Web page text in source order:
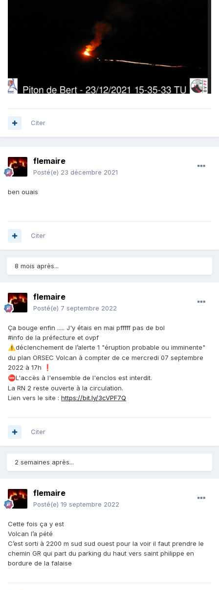
Citer
flemaire
Posté(e) 23 décembre 2021
ben ouais
Citer
8 mois après...
flemaire
Posté(e) 7 septembre 2022
Ça bouge enfin ..... J'y étais en mai pfffff pas de bol
#info de la préfecture et ovpf
⚠️déclenchement de l’alerte 1 "éruption probable ou imminente"
du plan ORSEC Volcan à compter de ce mercredi 07 septembre
2022 à 17h
❗
⛔️L'accès à l'ensemble de l'enclos est interdit.
La RN 2 reste ouverte à la circulation.
Lien vers le site : https://bit.ly/3cVPF7Q
Citer
2 semaines après...
flemaire
Posté(e) 19 septembre 2022
Cette fois ça y est
Volcan l’a pété
C’est sorti à 2200 m sud sud ouest pour la voir il faut prendre le
chemin GR qui part du parking du haut vers saint philippe en
bordure de la falaise